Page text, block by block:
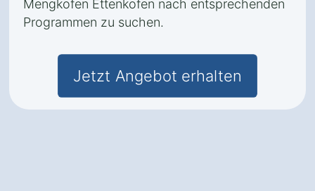
Mengkofen Ettenkofen nach entsprechenden
Programmen zu suchen.
Jetzt Angebot erhalten